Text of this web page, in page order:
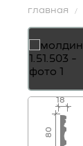
главная
18
80